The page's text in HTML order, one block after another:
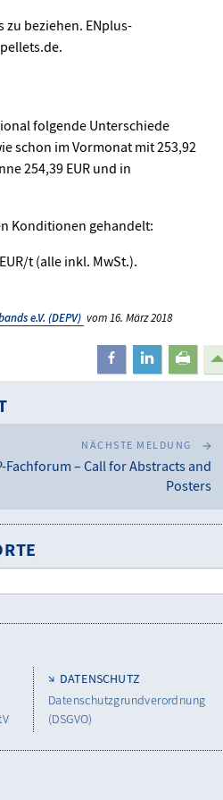
beziehen. ENplus-
folgende Unterschiede
schon im Vormonat mit 253,92
254,39 EUR und in
Konditionen gehandelt:
t (alle inkl. MwSt.).
e.V. (DEPV) vom 16. März 2018
teilen mitteilendrucken
NÄCHSTE MELDUNG
Fachforum – Call for Abstracts and
Posters
DATENSCHUTZ
Datenschutzgrundverordnung
(DSGVO)